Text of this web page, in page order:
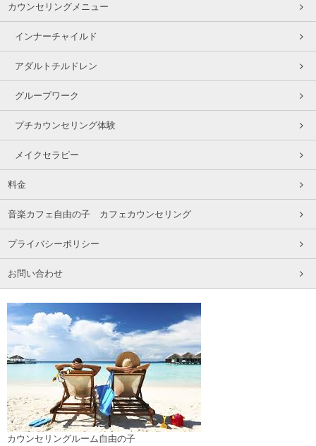
カウンセリングメニュー
インナーチャイルド
アダルトチルドレン
グループワーク
プチカウンセリング体験
メイクセラピー
料金
音楽カフェ自由の子 カフェカウンセリング
プライバシーポリシー
お問い合わせ
カウンセリングルーム自由の子